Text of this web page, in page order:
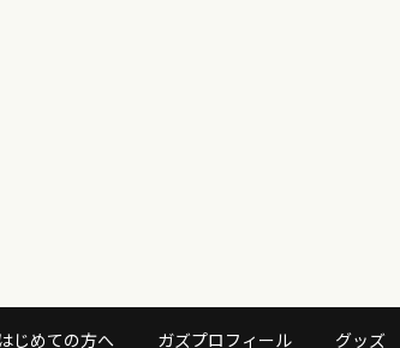
じめての方へ ガズプロフィール グッズ